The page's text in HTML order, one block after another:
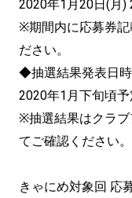
2020年1月20日(月)
※期間内に応募券記
ださい。
◆抽選結果発表日時
2020年1月下旬頃予
※抽選結果はクラ
てご確認ください。
きゃにめ対象回 応